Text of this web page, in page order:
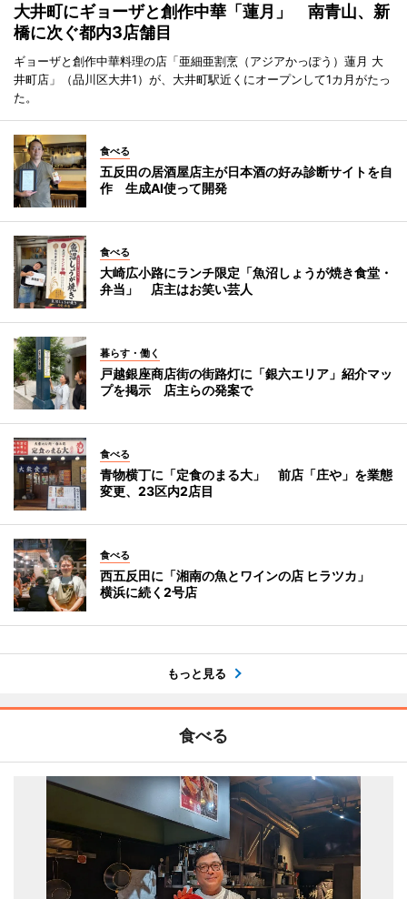
大井町にギョーザと創作中華「蓮月」 南青山、新
橋に次ぐ都内3店舗目
ギョーザと創作中華料理の店「亜細亜割烹（アジアかっぽう）蓮月 大
井町店」（品川区大井1）が、大井町駅近くにオープンして1カ月がたっ
た。
食べる
五反田の居酒屋店主が日本酒の好み診断サイトを自
作 生成AI使って開発
食べる
大崎広小路にランチ限定「魚沼しょうが焼き食堂・
弁当」 店主はお笑い芸人
暮らす・働く
戸越銀座商店街の街路灯に「銀六エリア」紹介マッ
プを掲示 店主らの発案で
食べる
青物横丁に「定食のまる大」 前店「庄や」を業態
変更、23区内2店目
食べる
西五反田に「湘南の魚とワインの店 ヒラツカ」
横浜に続く2号店
もっと見る
食べる